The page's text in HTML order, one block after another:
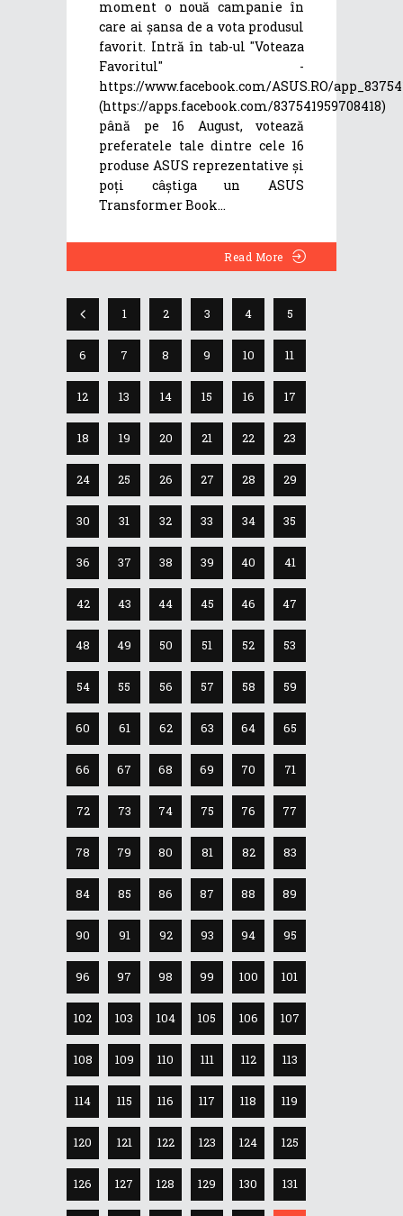
moment o nouă campanie în
care ai șansa de a vota produsul
favorit. Intră în tab-ul "Voteaza
Favoritul" -
https://www.facebook.com/ASUS.RO/
(https://apps.facebook.com/837541959708418)
până pe 16 August, votează
preferatele tale dintre cele 16
produse ASUS reprezentative și
poți câștiga un ASUS
Transformer Book
Read More
1 2 3 4 5
6 7 8 9 10 11
12 13 14 15 16 17
18 19 20 21 22 23
24 25 26 27 28 29
30 31 32 33 34 35
36 37 38 39 40 41
42 43 44 45 46 47
48 49 50 51 52 53
54 55 56 57 58 59
60 61 62 63 64 65
66 67 68 69 70 71
72 73 74 75 76 77
78 79 80 81 82 83
84 85 86 87 88 89
90 91 92 93 94 95
96 97 98 99 100 101
102 103 104 105 106 107
108 109 110 111 112 113
114 115 116 117 118 119
120 121 122 123 124 125
126 127 128 129 130 131